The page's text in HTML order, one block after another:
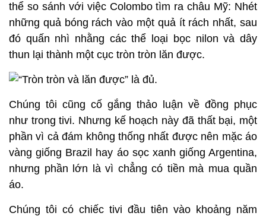
thể so sánh với việc Colombo tìm ra châu Mỹ: Nhét
những quả bóng rách vào một quả ít rách nhất, sau
đó quấn nhì nhằng các thể loại bọc nilon và dây
thun lại thành một cục tròn tròn lăn được.
Chúng tôi cũng cố gắng thảo luận về đồng phục
như trong tivi. Nhưng kế hoạch này đã thất bại, một
phần vì cả đám không thống nhất được nên mặc áo
vàng giống Brazil hay áo sọc xanh giống Argentina,
nhưng phần lớn là vì chẳng có tiền mà mua quần
áo.
Chúng tôi có chiếc tivi đầu tiên vào khoảng năm